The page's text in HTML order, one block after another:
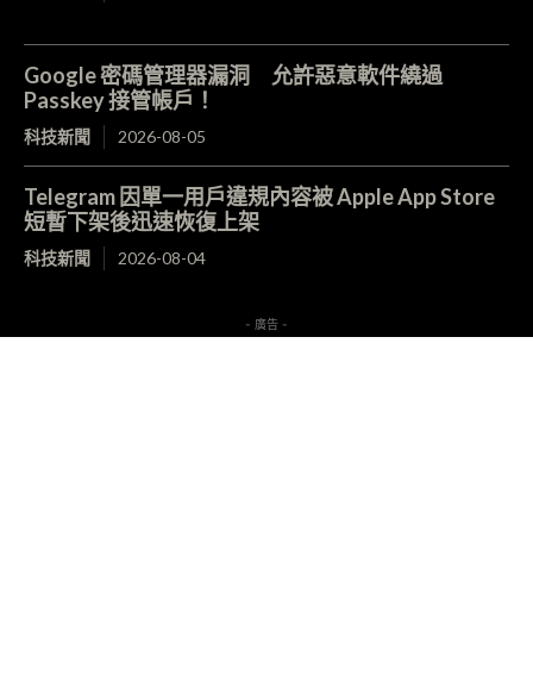
Google 密碼管理器漏洞 允許惡意軟件繞過
Passkey 接管帳戶！
科技新聞 2026-08-05
Telegram 因單一用戶違規內容被 Apple App Store
短暫下架後迅速恢復上架
科技新聞 2026-08-04
- 廣告 -